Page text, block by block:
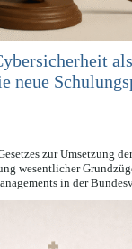
als
neue
zur Umsetzung der
wesentlicher
in der